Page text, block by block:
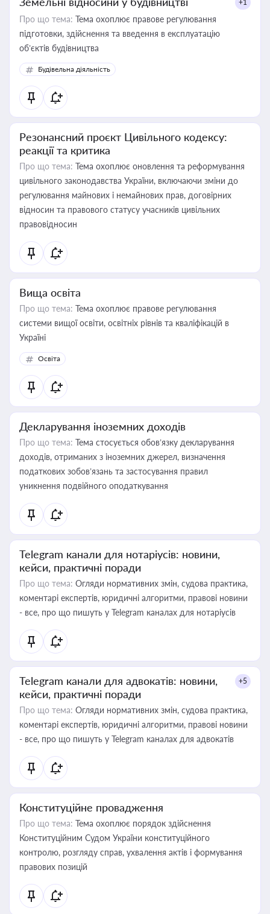
+1
Про що тема: Тема охоплює правове регулювання
підготовки, здійснення та введення в експлуатацію
об’єктів будівництва
Будівельна діяльність
Резонансний проєкт Цивільного кодексу:
реакції та критика
Про що тема: Тема охоплює оновлення та реформування
цивільного законодавства України, включаючи зміни до
регулювання майнових і немайнових прав, договірних
відносин та правового статусу учасників цивільних
правовідносин
Вища освіта
Про що тема: Тема охоплює правове регулювання
системи вищої освіти, освітніх рівнів та кваліфікацій в
Україні
Освіта
Декларування іноземних доходів
Про що тема: Тема стосується обов’язку декларування
доходів, отриманих з іноземних джерел, визначення
податкових зобов’язань та застосування правил
уникнення подвійного оподаткування
Telegram канали для нотаріусів: новини,
кейси, практичні поради
Про що тема: Огляди нормативних змін, судова практика,
коментарі експертів, юридичні алгоритми, правові новини
- все, про що пишуть у Telegram каналах для нотаріусів
Telegram канали для адвокатів: новини,
кейси, практичні поради
+5
Про що тема: Огляди нормативних змін, судова практика,
коментарі експертів, юридичні алгоритми, правові новини
- все, про що пишуть у Telegram каналах для адвокатів
Конституційне провадження
Про що тема: Тема охоплює порядок здійснення
Конституційним Судом України конституційного
контролю, розгляду справ, ухвалення актів і формування
правових позицій